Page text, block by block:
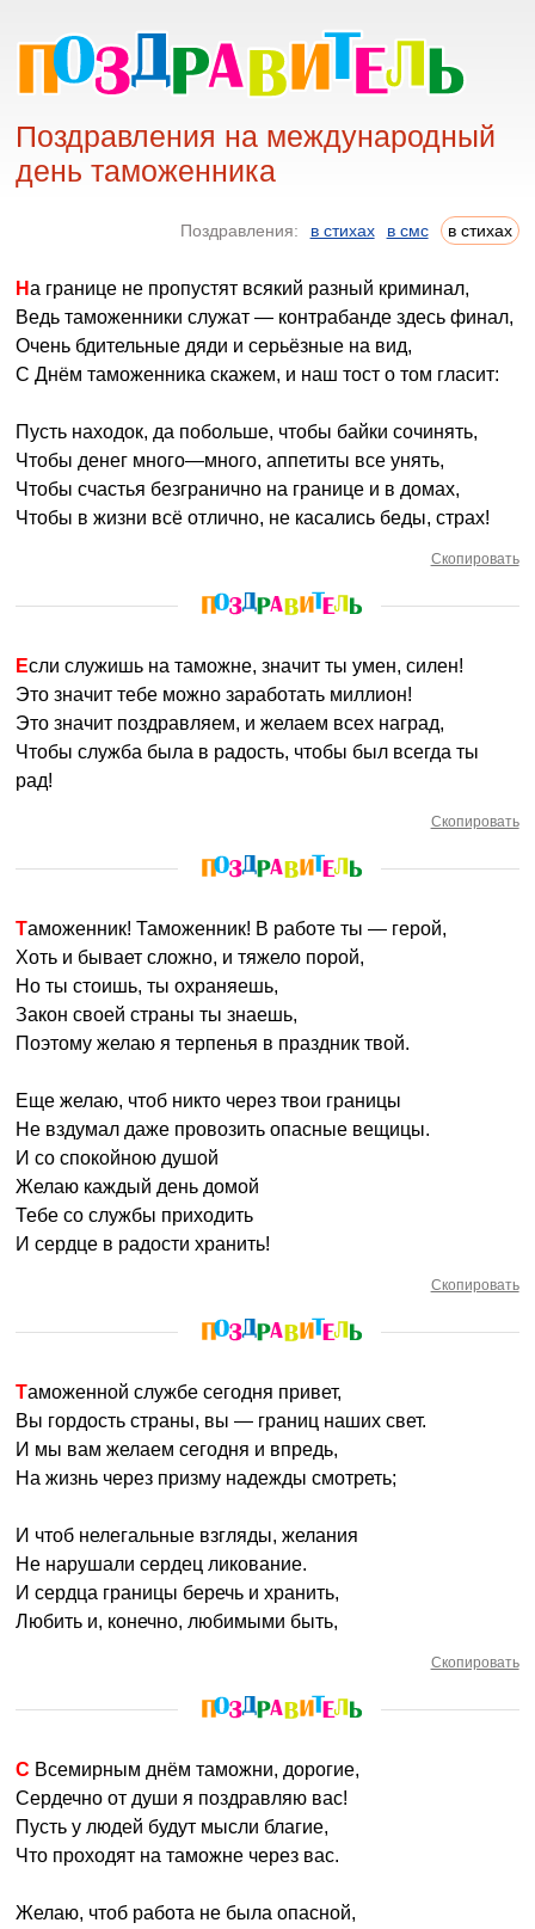
Поздравления на международный
день таможенника
Поздравления: в стихах в смс в стихах
На границе не пропустят всякий разный криминал,
Ведь таможенники служат — контрабанде здесь финал,
Очень бдительные дяди и серьёзные на вид,
С Днём таможенника скажем, и наш тост о том гласит:
Пусть находок, да побольше, чтобы байки сочинять,
Чтобы денег много—много, аппетиты все унять,
Чтобы счастья безгранично на границе и в домах,
Чтобы в жизни всё отлично, не касались беды, страх!
Скопировать
Если служишь на таможне, значит ты умен, силен!
Это значит тебе можно заработать миллион!
Это значит поздравляем, и желаем всех наград,
Чтобы служба была в радость, чтобы был всегда ты
рад!
Скопировать
Таможенник! Таможенник! В работе ты — герой,
Хоть и бывает сложно, и тяжело порой,
Но ты стоишь, ты охраняешь,
Закон своей страны ты знаешь,
Поэтому желаю я терпенья в праздник твой.
Еще желаю, чтоб никто через твои границы
Не вздумал даже провозить опасные вещицы.
И со спокойною душой
Желаю каждый день домой
Тебе со службы приходить
И сердце в радости хранить!
Скопировать
Таможенной службе сегодня привет,
Вы гордость страны, вы — границ наших свет.
И мы вам желаем сегодня и впредь,
На жизнь через призму надежды смотреть;
И чтоб нелегальные взгляды, желания
Не нарушали сердец ликование.
И сердца границы беречь и хранить,
Любить и, конечно, любимыми быть,
Скопировать
С Всемирным днём таможни, дорогие,
Сердечно от души я поздравляю вас!
Пусть у людей будут мысли благие,
Что проходят на таможне через вас.
Желаю, чтоб работа не была опасной,